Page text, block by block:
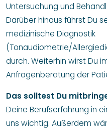
Untersuchung und
Darüber hinaus führst Du
medizinische Diagnostik
(Tonaudiometrie/
durch. Weiterhin wirst Du
Anfragenberatung der
Das solltest Du
Deine Berufserfahrung in
uns wichtig. Außerdem